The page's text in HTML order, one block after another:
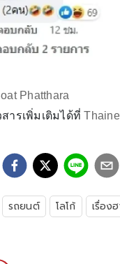
Phatthara
ารเพิ่มเติมได้ที่
รถยนต์ โลโก้ เรื่อง